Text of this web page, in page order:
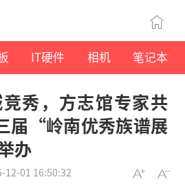
IT硬件 相机 笔记本
秀，方志馆专家共
届“岭南优秀族谱展
办
12-01 16:50:32